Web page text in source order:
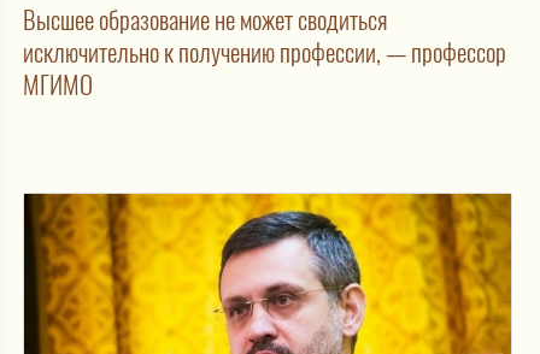
Высшее образование не может сводиться
исключительно к получению профессии, — профессор
МГИМО